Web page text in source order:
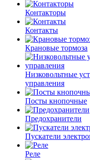
Контакторы
Контакты
Крановые тормоза
Низковольтные
управления
Посты кнопочные
Предохранители
Пускатели
Реле